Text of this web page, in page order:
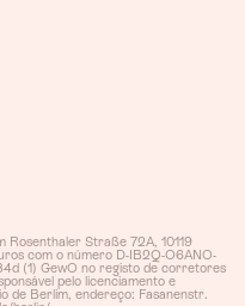
Rosenthaler Straße 72A, 10119
com o número D-IB2Q-O6ANO-
(1) GewO no registo de corretores
pelo licenciamento e
de Berlim, endereço: Fasanenstr.